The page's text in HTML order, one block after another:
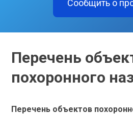
Сообщить о
Перечень
похоронного
Перечень объектов